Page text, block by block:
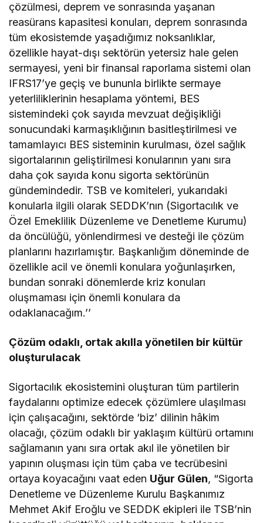
çözülmesi, deprem ve sonrasında yaşanan
reasürans kapasitesi konuları, deprem sonrasında
tüm ekosistemde yaşadığımız noksanlıklar,
özellikle hayat-dışı sektörün yetersiz hale gelen
sermayesi, yeni bir finansal raporlama sistemi olan
IFRS17’ye geçiş ve bununla birlikte sermaye
yeterliliklerinin hesaplama yöntemi, BES
sistemindeki çok sayıda mevzuat değişikliği
sonucundaki karmaşıklığının basitleştirilmesi ve
tamamlayıcı BES sisteminin kurulması, özel sağlık
sigortalarının geliştirilmesi konularının yanı sıra
daha çok sayıda konu sigorta sektörünün
gündemindedir. TSB ve komiteleri, yukarıdaki
konularla ilgili olarak SEDDK’nın (Sigortacılık ve
Özel Emeklilik Düzenleme ve Denetleme Kurumu)
da öncülüğü, yönlendirmesi ve desteği ile çözüm
planlarını hazırlamıştır. Başkanlığım döneminde de
özellikle acil ve önemli konulara yoğunlaşırken,
bundan sonraki dönemlerde kriz konuları
oluşmaması için önemli konulara da
odaklanacağım.’’
Çözüm odaklı, ortak akılla yönetilen bir kültür
oluşturulacak
Sigortacılık ekosistemini oluşturan tüm partilerin
faydalarını optimize edecek çözümlere ulaşılması
için çalışacağını, sektörde ‘biz’ dilinin hâkim
olacağı, çözüm odaklı bir yaklaşım kültürü ortamını
sağlamanın yanı sıra ortak akıl ile yönetilen bir
yapının oluşması için tüm çaba ve tecrübesini
ortaya koyacağını vaat eden Uğur Gülen, “Sigorta
Denetleme ve Düzenleme Kurulu Başkanımız
Mehmet Akif Eroğlu ve SEDDK ekipleri ile TSB’nin